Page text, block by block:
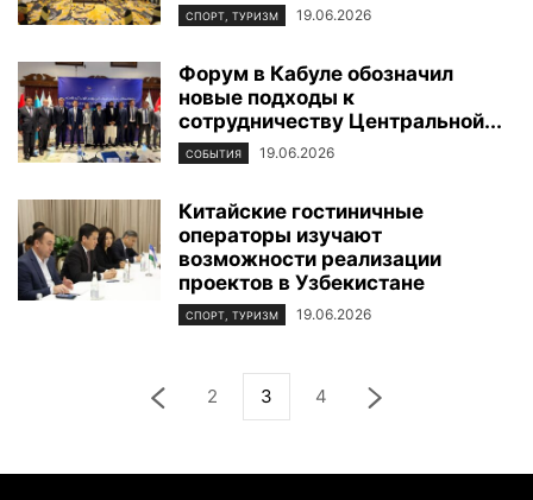
СПОРТ, ТУРИЗМ 19.06.2026
Форум в Кабуле обозначил
новые подходы к
сотрудничеству Центральной...
СОБЫТИЯ 19.06.2026
Китайские гостиничные
операторы изучают
возможности реализации
проектов в Узбекистане
СПОРТ, ТУРИЗМ 19.06.2026
2 3 4